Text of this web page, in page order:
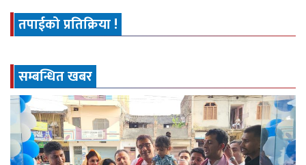
तपाईको प्रतिक्रिया !
सम्बन्धित खबर